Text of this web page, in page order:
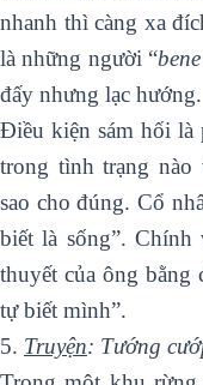
nhanh thì càng xa
là những người “
đấy nhưng lạc hướng.
Điều kiện sám hối là
trong tình trạng
sao cho đúng. Cổ
biết là sống”. Chính
thuyết của ông bằng
tự biết mình”.
5. Truyện: Tướng